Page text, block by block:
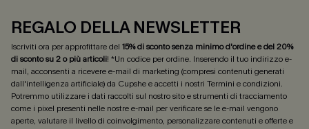
REGALO DELLA NEWSLETTER
Iscriviti ora per approfittare del 15% di sconto senza minimo d'ordine e del 20%
di sconto su 2 o più articoli! *Un codice per ordine. Inserendo il tuo indirizzo e-
mail, acconsenti a ricevere e-mail di marketing (compresi contenuti generati
dall'intelligenza artificiale) da Cupshe e accetti i nostri Termini e condizioni.
Potremmo utilizzare i dati raccolti sul nostro sito e strumenti di tracciamento
come i pixel presenti nelle nostre e-mail per verificare se le e-mail vengono
aperte, valutare il livello di coinvolgimento, personalizzare contenuti e offerte e